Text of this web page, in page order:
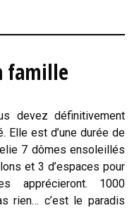
famille
devez définitivement
Elle est d’une durée de
7 dômes ensoleillés
et 3 d’espaces pour
apprécieront. 1000
rien… c’est le paradis